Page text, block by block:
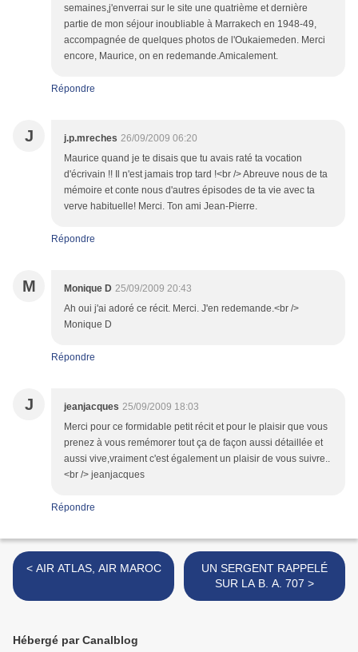
semaines,j'enverrai sur le site une quatrième et dernière
partie de mon séjour inoubliable à Marrakech en 1948-49,
accompagnée de quelques photos de l'Oukaiemeden. Merci
encore, Maurice, on en redemande.Amicalement.
Répondre
J j.p.mreches 26/09/2009 06:20
Maurice quand je te disais que tu avais raté ta vocation
d'écrivain !! Il n'est jamais trop tard !<br /> Abreuve nous de ta
mémoire et conte nous d'autres épisodes de ta vie avec ta
verve habituelle! Merci. Ton ami Jean-Pierre.
Répondre
M Monique D 25/09/2009 20:43
Ah oui j'ai adoré ce récit. Merci. J'en redemande.<br />
Monique D
Répondre
J jeanjacques 25/09/2009 18:03
Merci pour ce formidable petit récit et pour le plaisir que vous
prenez à vous remémorer tout ça de façon aussi détaillée et
aussi vive,vraiment c'est également un plaisir de vous suivre..
<br /> jeanjacques
Répondre
< AIR ATLAS, AIR MAROC
UN SERGENT RAPPELÉ
SUR LA B. A. 707 >
Hébergé par Canalblog